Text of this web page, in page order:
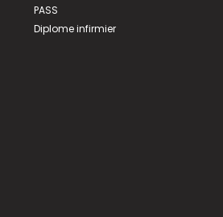
PASS
Diplome infirmier